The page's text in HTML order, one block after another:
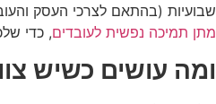
שבועיות (בהתאם לצרכי העסק
מתן תמיכה נפשית לעובדים, כדי
ומה עושים כשיש